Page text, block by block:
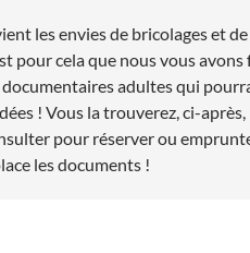
les envies de bricolages et de
pour cela que nous vous avons
documentaires adultes qui
! Vous la trouverez, ci-après,
pour réserver ou
les documents !